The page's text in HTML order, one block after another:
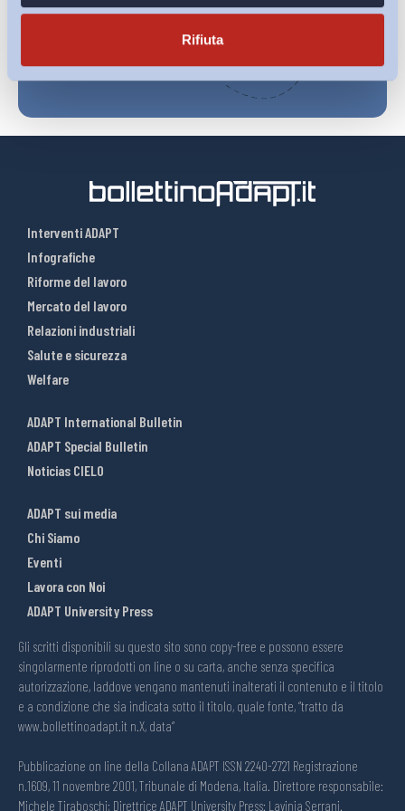
Rifiuta
Iscriviti
Interventi ADAPT
Infografiche
Riforme del lavoro
Mercato del lavoro
Relazioni industriali
Salute e sicurezza
Welfare
ADAPT International Bulletin
ADAPT Special Bulletin
Noticias CIELO
ADAPT sui media
Chi Siamo
Eventi
Lavora con Noi
ADAPT University Press
Gli scritti disponibili su questo sito sono copy-free e possono essere
singolarmente riprodotti on line o su carta, anche senza specifica
autorizzazione, laddove vengano mantenuti inalterati il contenuto e il titolo
e a condizione che sia indicata sotto il titolo, quale fonte, “tratto da
www.bollettinoadapt.it n.X, data“
Pubblicazione on line della Collana ADAPT ISSN 2240-2721 Registrazione
n.1609, 11 novembre 2001, Tribunale di Modena, Italia. Direttore responsabile:
Michele Tiraboschi; Direttrice ADAPT University Press: Lavinia Serrani.